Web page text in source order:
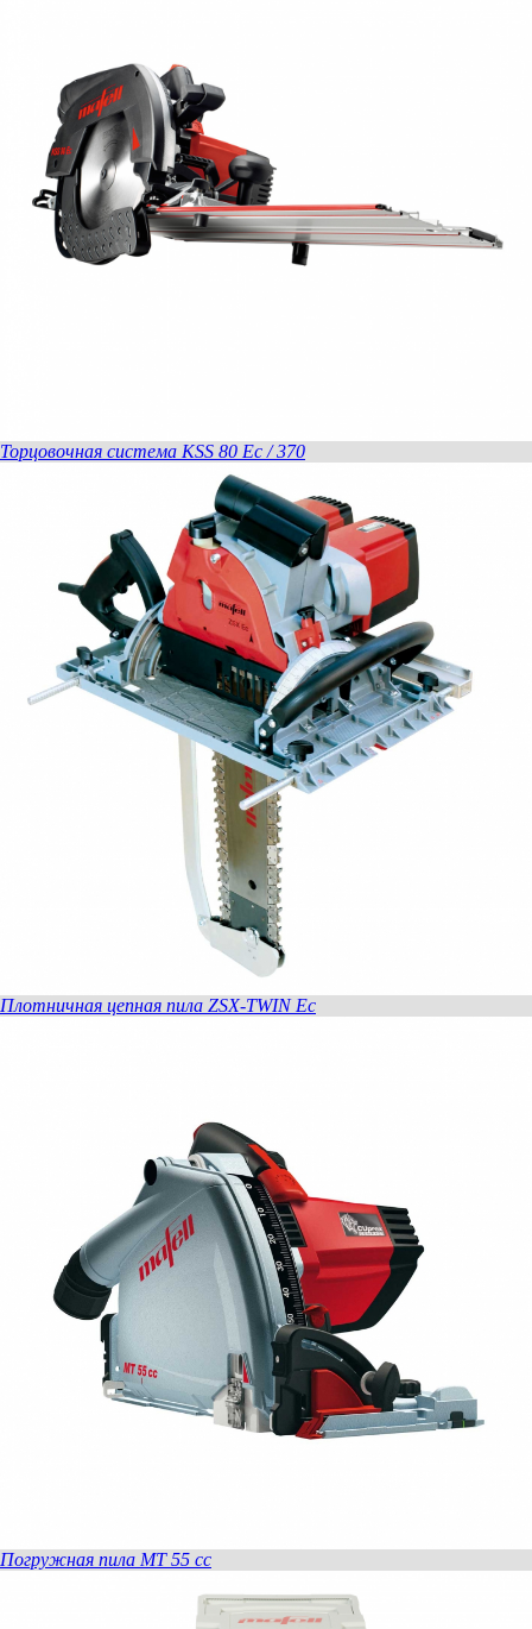
Торцовочная система KSS 80 Ec / 370
Плотничная цепная пила ZSX-TWIN Ec
Погружная пила MT 55 cc